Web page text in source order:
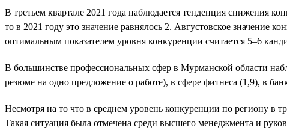
В третьем квартале 2021 года наблюдается тенденция снижения
то в 2021 году это значение равнялось 2. Августовское значение
оптимальным показателем уровня конкуренции считается 5–6
В большинстве профессиональных сфер в Мурманской области
резюме на одно предложение о работе), в сфере фитнеса (1,9), в
Несмотря на то что в среднем уровень конкуренции по региону в
Такая ситуация была отмечена среди высшего менеджмента и